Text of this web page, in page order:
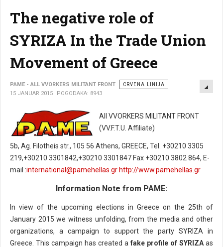
The negative role of
SYRIZA In the Trade Union
Movement of Greece
PAME - ALL VVORKERS MILITANT FRONT
CRVENA LINIJA
15 JANUAR 2015
POGODAKA: 8943
All VVORKERS MILITANT FRONT
(VV.F.T.U. Affiliate)
5b, Ag. Filotheis str., 105 56 Athens, GREECE, Tel. +30210 3305
219,+30210 3301842,+30210 3301847 Fax +30210 3802 864, E-
mail :international@pamehellas.gr http://www.pamehellas.gr
Information Note from PAME:
In view of the upcoming elections in Greece on the 25th of
January 2015 we witness unfolding, from the media and other
organizations, a campaign to support the party SYRIZA in
Greece. This campaign has created a fake profile of SYRIZA as